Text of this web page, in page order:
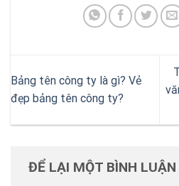
Bảng tên công ty là gì? Vẻ
đẹp bảng tên công ty?
ĐỂ LẠI MỘT BÌNH LUẬN